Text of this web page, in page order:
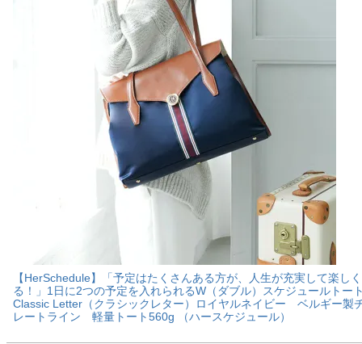
【HerSchedule】「予定はたくさんある方が、人生が充実して楽し
る！」1日に2つの予定を入れられるW（ダブル）スケジュールト
Classic Letter（クラシックレター）ロイヤルネイビー ベルギー製
レートライン 軽量トート560g （ハースケジュール）